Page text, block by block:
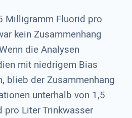
Milligramm Fluorid pro
kein Zusammenhang
die Analysen
mit niedrigem Bias
blieb der Zusammenhang
unterhalb von 1,5
Liter Trinkwasser